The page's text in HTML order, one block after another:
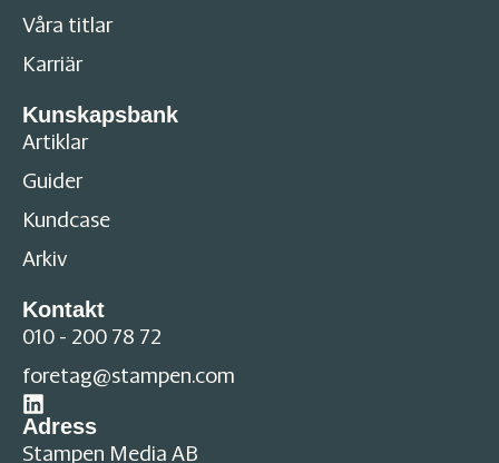
Våra titlar
Karriär
Kunskapsbank
Artiklar
Guider
Kundcase
Arkiv
Kontakt
010 - 200 78 72
foretag@stampen.com
Adress
Stampen Media AB